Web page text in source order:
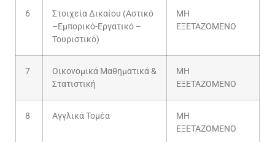
6
Στοιχεία Δικαίου (Αστικό
–Εμπορικό-Εργατικό –
Τουριστικό)
ΜΗ
ΕΞΕΤΑΖΟΜΕΝΟ
7
Οικονομικά Μαθηματικά &
Στατιστική
ΜΗ
ΕΞΕΤΑΖΟΜΕΝΟ
8 Αγγλικά Τομέα
ΜΗ
ΕΞΕΤΑΖΟΜΕΝΟ